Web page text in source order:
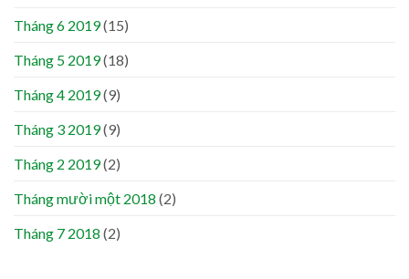
Tháng 6 2019(15)
Tháng 5 2019(18)
Tháng 4 2019(9)
Tháng 3 2019(9)
Tháng 2 2019(2)
Tháng mười một 2018 (2)
Tháng 7 2018 (2)